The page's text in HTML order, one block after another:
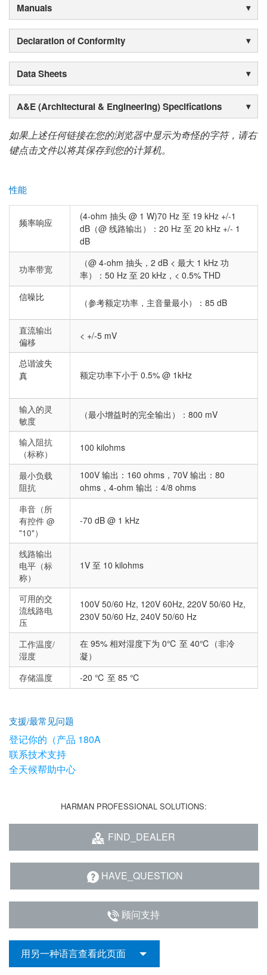
Manuals
Declaration of Conformity
Data Sheets
A&E (Architectural & Engineering) Specifications
如果上述任何链接在您的浏览器中显示为奇怪的字符，请右
键点击文件以将其保存到您的计算机。
性能
频率响应
(4-ohm 抽头 @ 1 W)70 Hz 至 19 kHz +/-1
dB（@ 线路输出）：20 Hz 至 20 kHz +/- 1
dB
功率带宽
（@ 4-ohm 抽头，2 dB < 最大 1 kHz 功
率）：50 Hz 至 20 kHz，< 0.5% THD
信噪比
（参考额定功率，主音量最小）：85 dB
直流输出
偏移
< +/-5 mV
总谐波失
真
额定功率下小于 0.5% @ 1kHz
输入的灵
敏度
（最小增益时的完全输出）：800 mV
输入阻抗
（标称）
100 kilohms
最小负载
阻抗
100V 输出：160 ohms，70V 输出：80
ohms，4-ohm 输出：4/8 ohms
串音（所
有控件 @
"10"）
-70 dB @ 1 kHz
线路输出
电平（标
称）
1V 至 10 kilohms
可用的交
流线路电
压
100V 50/60 Hz, 120V 60Hz, 220V 50/60 Hz,
230V 50/60 Hz, 240V 50/60 Hz
工作温度/
湿度
在 95% 相对湿度下为 0℃ 至 40℃（非冷
凝）
存储温度
-20 ℃ 至 85 ℃
支援/最常见问题
登记你的（产品 180A
联系技术支持
全天候帮助中心
HARMAN PROFESSIONAL SOLUTIONS:
FIND_DEALER
HAVE_QUESTION
顾问支持
用另一种语言查看此页面